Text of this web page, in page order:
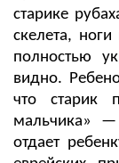
старике
скелета,
полностью
видно.
что старик
мальчика»
отдает